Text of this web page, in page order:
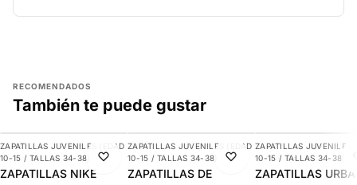
RECOMENDADOS
También te puede gustar
-9%
AGREGAR
ZAPATILLAS JUVENILES (EDAD
10-15 / TALLAS 34-38)
ZAPATILLAS NIKE
-10%
AGREGAR
ZAPATILLAS JUVENILES (EDAD
10-15 / TALLAS 34-38)
ZAPATILLAS DE
-16%
ZAPATILLAS JUVENILES
10-15 / TALLAS 34-38)
ZAPATILLAS